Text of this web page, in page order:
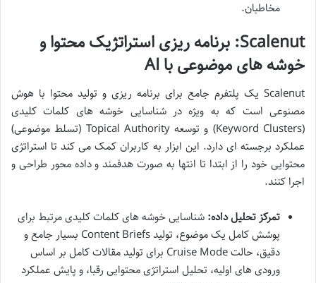
مخاطبان.
Scalenut: برنامه ریزی استراتژیک محتوا و
خوشه های موضوعی با AI
Scalenut یک پلتفرم جامع برای برنامه ریزی و تولید محتوا با هوش
مصنوعی است که به ویژه در شناسایی خوشه های کلمات کلیدی
(Keyword Clusters) و توسعه Topical Authority (تسلط موضوعی)
عملکرد برجسته ای دارد. این ابزار به کاربران کمک می کند تا استراتژی
محتوایی خود را از ابتدا تا انتها به صورت هدفمند و داده محور طراحی و
اجرا کنند.
تمرکز تحلیل داده: شناسایی خوشه های کلمات کلیدی مرتبط برای
پوشش کامل یک موضوع، تولید Content Briefs بسیار جامع و
دقیق، حالت Cruise Mode برای تولید مقالات کامل بر اساس
ورودی های اولیه، تحلیل استراتژی محتوایی رقبا، و پایش عملکرد